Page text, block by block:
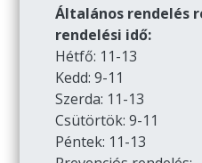
Általános rendelés
rendelési idő:
Hétfő: 11-13
Kedd: 9-11
Szerda: 11-13
Csütörtök: 9-11
Péntek: 11-13